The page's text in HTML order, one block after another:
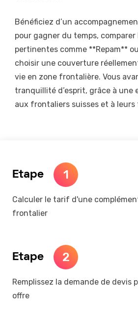
Bénéficiez d’un
pour gagner du temps,
pertinentes comme **Repam**
choisir une couverture
vie en zone frontalière. Vous
tranquillité d’esprit, grâce à une
aux frontaliers suisses et à leurs
Etape 1
Calculer le tarif d'une
frontalier
Etape 2
Remplissez la demande de devis
offre